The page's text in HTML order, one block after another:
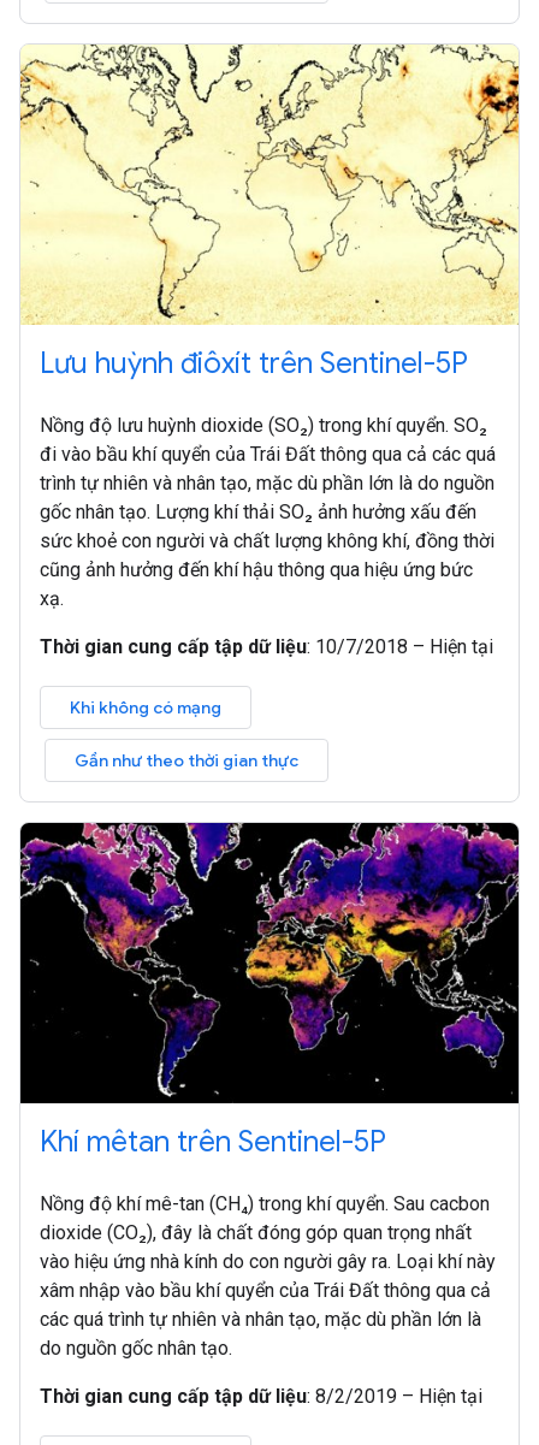
Lưu huỳnh điôxít trên Sentinel-5P
Nồng độ lưu huỳnh dioxide (SO₂) trong khí quyển. SO₂
đi vào bầu khí quyển của Trái Đất thông qua cả các quá
trình tự nhiên và nhân tạo, mặc dù phần lớn là do nguồn
gốc nhân tạo. Lượng khí thải SO₂ ảnh hưởng xấu đến
sức khoẻ con người và chất lượng không khí, đồng thời
cũng ảnh hưởng đến khí hậu thông qua hiệu ứng bức
xạ.
Thời gian cung cấp tập dữ liệu: 10/7/2018 – Hiện tại
Khi không có mạng
Gần như theo thời gian thực
Khí mêtan trên Sentinel-5P
Nồng độ khí mê-tan (CH₄) trong khí quyển. Sau cacbon
dioxide (CO₂), đây là chất đóng góp quan trọng nhất
vào hiệu ứng nhà kính do con người gây ra. Loại khí này
xâm nhập vào bầu khí quyển của Trái Đất thông qua cả
các quá trình tự nhiên và nhân tạo, mặc dù phần lớn là
do nguồn gốc nhân tạo.
Thời gian cung cấp tập dữ liệu: 8/2/2019 – Hiện tại